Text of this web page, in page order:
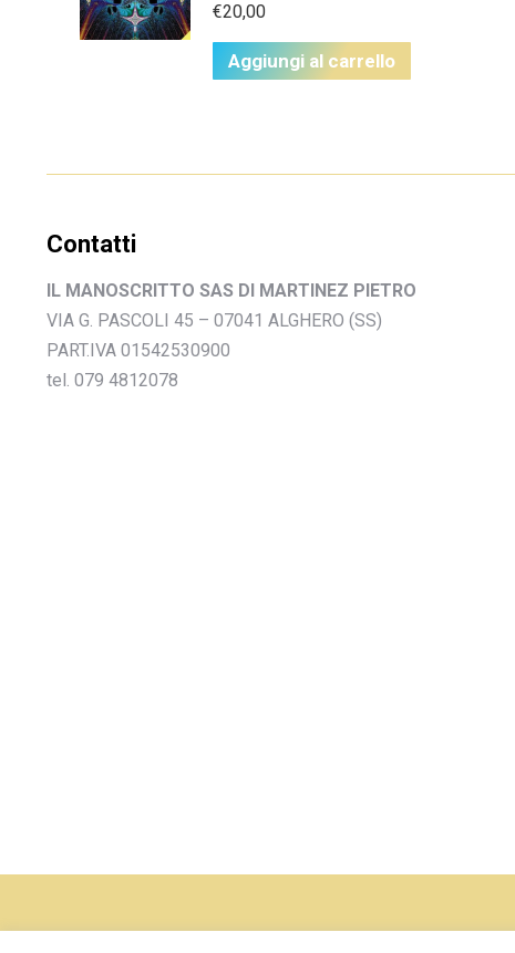
€20,00
Aggiungi al carrello
Contatti
IL MANOSCRITTO SAS DI MARTINEZ PIETRO
VIA G. PASCOLI 45 – 07041 ALGHERO (SS)
PART.IVA 01542530900
tel. 079 4812078